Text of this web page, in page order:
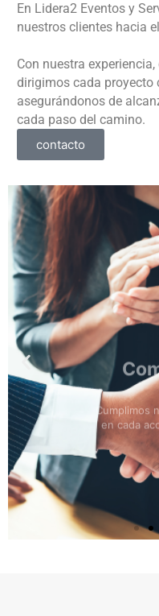
En Lidera2 Eventos y
nuestros clientes hacia
Con nuestra
dirigimos cada proyecto
asegurándonos de
cada paso del camino.
contacto
en cada